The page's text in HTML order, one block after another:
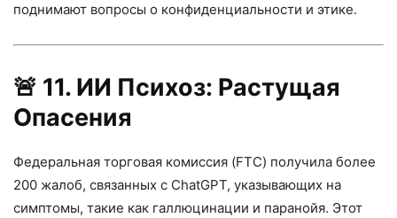
поднимают вопросы о конфиденциальности и этике.
🚨 11. ИИ Психоз: Растущая
Опасения
Федеральная торговая комиссия (FTC) получила более
200 жалоб, связанных с ChatGPT, указывающих на
симптомы, такие как галлюцинации и паранойя. Этот